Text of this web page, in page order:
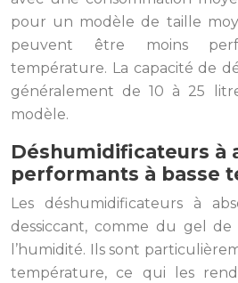
pour un modèle de taille
peuvent être moins
température. La capacité de
généralement de 10 à 25
modèle.
Déshumidificateurs à
performants à basse
Les déshumidificateurs à
dessiccant, comme du gel de
l’humidité. Ils sont
température, ce qui les